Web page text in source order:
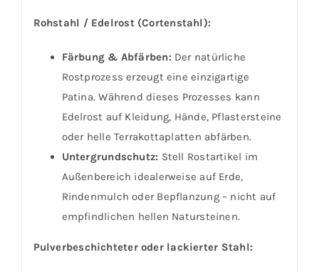
Rohstahl / Edelrost (Cortenstahl):
Färbung & Abfärben: Der natürliche
Rostprozess erzeugt eine einzigartige
Patina. Während dieses Prozesses kann
Edelrost auf Kleidung, Hände, Pflastersteine
oder helle Terrakottaplatten abfärben.
Untergrundschutz: Stell Rostartikel im
Außenbereich idealerweise auf Erde,
Rindenmulch oder Bepflanzung – nicht auf
empfindlichen hellen Natursteinen.
Pulverbeschichteter oder lackierter Stahl: